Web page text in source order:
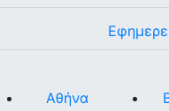
Αθήνα